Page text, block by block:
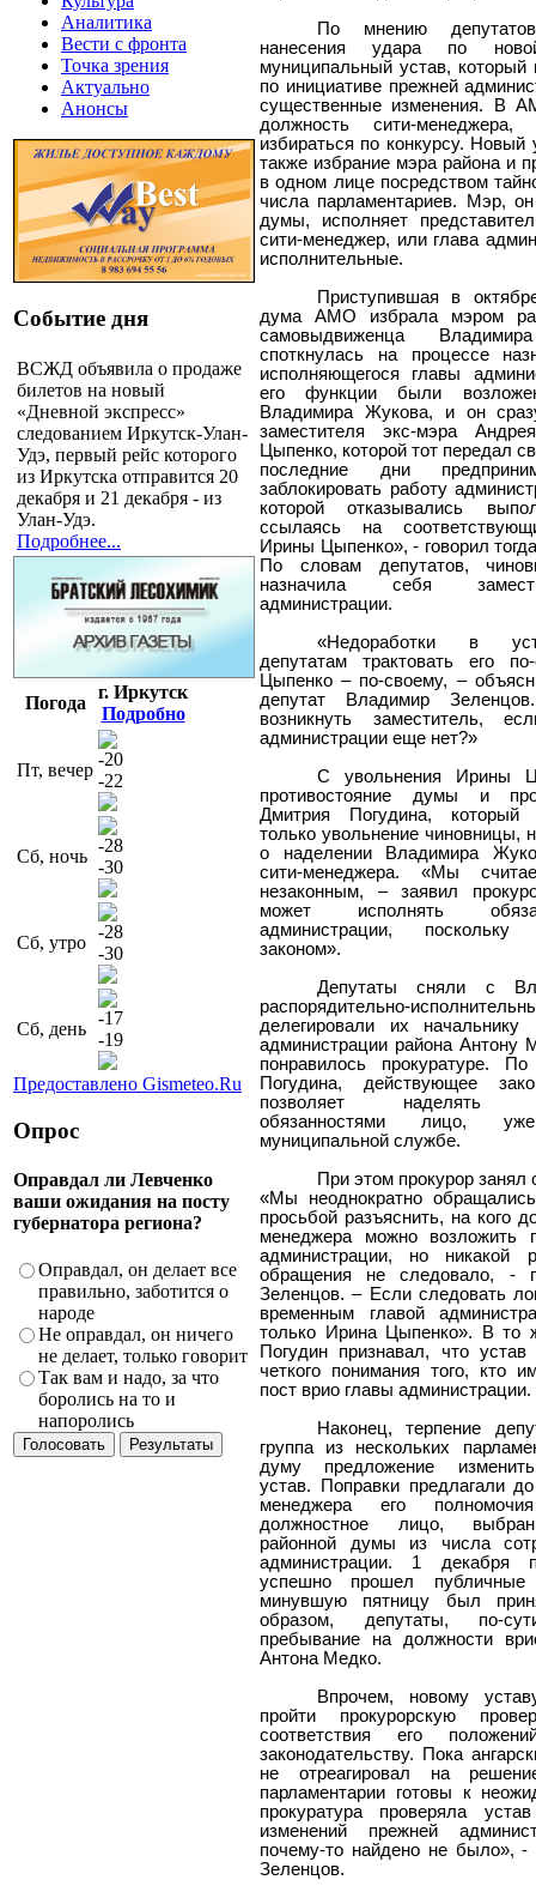
Аналитика
Вести с фронта
Точка зрения
Актуально
Анонсы
Событие дня
ВСЖД объявила о продаже
билетов на новый
«Дневной экспресс»
следованием Иркутск-Улан-
Удэ, первый рейс которого
из Иркутска отправится 20
декабря и 21 декабря - из
Улан-Удэ.
Подробнее...
Погода
г. Иркутск
Подробно
Пт, вечер
-20
-22
Сб, ночь
-28
-30
Сб, утро
-28
-30
Сб, день
-17
-19
Предоставлено Gismeteo.Ru
Опрос
Оправдал ли Левченко
ваши ожидания на посту
губернатора региона?
Оправдал, он делает все
правильно, заботится о
народе
Не оправдал, он ничего
не делает, только говорит
Так вам и надо, за что
боролись на то и
напоролись
По мнению
нанесения удара по
муниципальный устав, который
по инициативе прежней
существенные изменения. В
должность сити-
избираться по конкурсу. Новый
также избрание мэра района и
в одном лице посредством
числа парламентариев. Мэр,
думы, исполняет
сити-менеджер, или глава
исполнительные.
Приступившая в
дума АМО избрала мэром
самовыдвиженца
споткнулась на процессе
исполняющегося главы
его функции были
Владимира Жукова, и он
заместителя экс-мэра
Цыпенко, которой тот передал
последние дни
заблокировать работу
которой отказывались
ссылаясь на
Ирины Цыпенко», - говорил
По словам депутатов,
назначила себя
администрации.
«Недоработки в
депутатам трактовать его
Цыпенко – по-своему, –
депутат Владимир
возникнуть заместитель,
администрации еще нет?»
С увольнения Ирины
противостояние думы и
Дмитрия Погудина, который
только увольнение чиновницы,
о наделении Владимира
сити-менеджера. «Мы
незаконным, – заявил
может исполнять
администрации,
законом».
Депутаты сняли с
распорядительно-
делегировали их начальнику
администрации района Антону
понравилось прокуратуре.
Погудина, действующее
позволяет наделять
обязанностями лицо,
муниципальной службе.
При этом прокурор занял
«Мы неоднократно
просьбой разъяснить, на кого
менеджера можно возложить
администрации, но никакой
обращения не следовало, -
Зеленцов. – Если следовать
временным главой
только Ирина Цыпенко». В то
Погудин признавал, что
четкого понимания того, кто
пост врио главы администрации.
Наконец, терпение
группа из нескольких
думу предложение
устав. Поправки предлагали
менеджера его
должностное лицо,
районной думы из числа
администрации. 1 декабря
успешно прошел
минувшую пятницу был
образом, депутаты, по-
пребывание на должности
Антона Медко.
Впрочем, новому
пройти прокурорскую
соответствия его
законодательству. Пока
не отреагировал на
парламентарии готовы к
прокуратура проверяла
изменений прежней
почему-то найдено не было», -
Зеленцов.